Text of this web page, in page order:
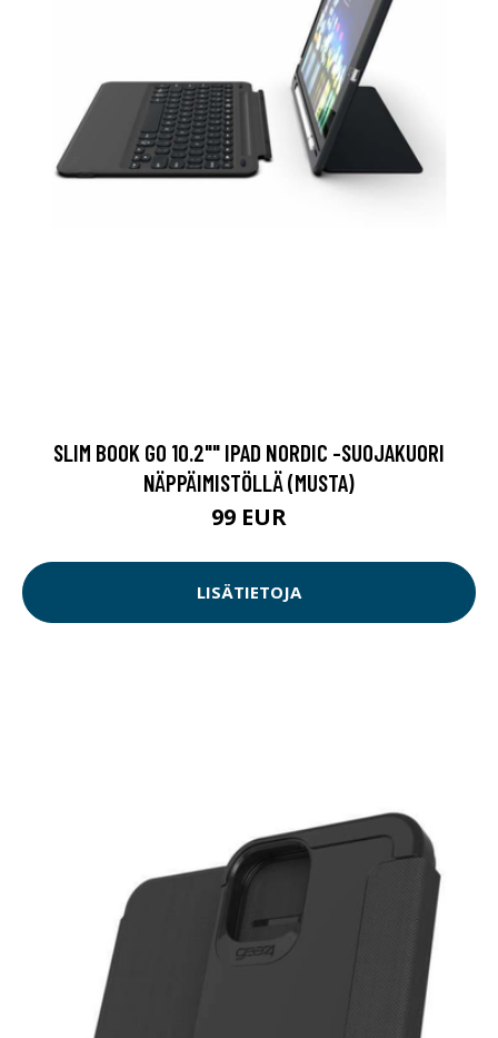
SLIM BOOK GO 10.2"" IPAD NORDIC -SUOJAKUORI
NÄPPÄIMISTÖLLÄ (MUSTA)
99 EUR
LISÄTIETOJA